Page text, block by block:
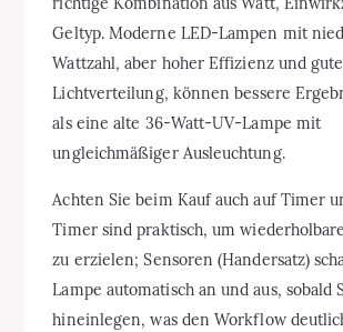
Geltyp. Moderne LED-Lampen mit
Wattzahl, aber hoher Effizienz und
Lichtverteilung, können bessere
als eine alte 36-Watt-UV-Lampe mit
ungleichmäßiger Ausleuchtung.
Achten Sie beim Kauf auch auf Timer
Timer sind praktisch, um
zu erzielen; Sensoren (Handersatz)
Lampe automatisch an und aus, sobald
hineinlegen, was den Workflow